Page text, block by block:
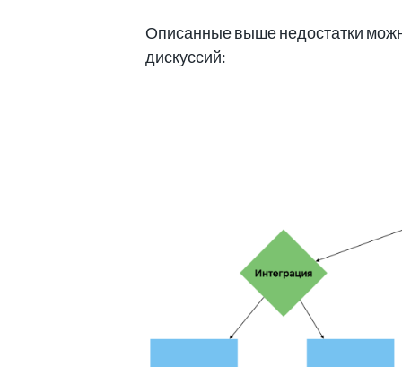
Описанные выше недостатки
дискуссий: